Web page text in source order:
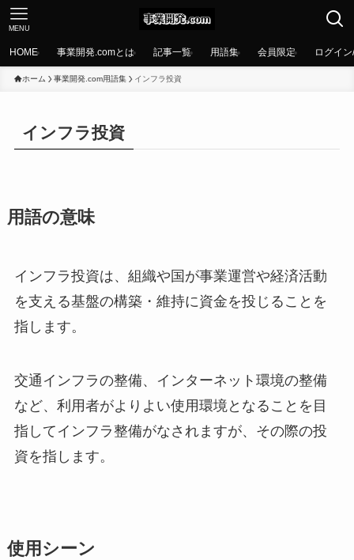
MENU
HOME 事業開発.comとは 記事一覧 用語集 会員限定 ログイ
ホーム 事業開発.com用語集 インフラ投資
インフラ投資
用語の意味
インフラ投資は、組織や国が事業運営や経済活動
を支える基盤の構築・維持に資金を投じることを
指します。
交通インフラの整備、インターネット環境の整備
など、利用者がよりよい使用環境となることを目
指してインフラ整備がなされますが、その際の投
資を指します。
使用シーン